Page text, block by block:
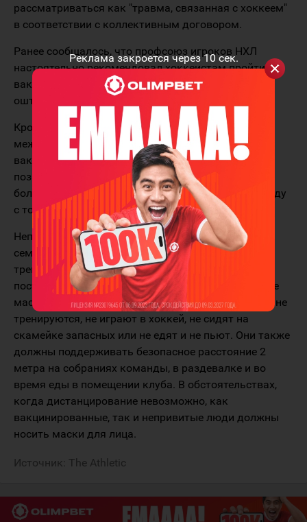
Реклама закроется через10сек.
рассматриваться как "травма, связанная с хоккеем"
в соответствии с коллективным договором.
Ранее сообщалось, что профсоюз игроков НХЛ
настоятельно рекомендовал хоккеистам пройти
вакцинацию, предупредив, что они будут
оштрафованы оштрафованы в случае заражения.
Кроме того, протоколы создают чёткие различия
между действиями, разрешёнными
вакцинированным и невакцинированным лицам,
позволяя вакцинированным лицам "вернуться к
более нормальному и менее регулируемому подходу
с точки зрения COVID-19".
Непривитые хоккеисты будут помещены на
семидневный карантин по прибытии в
тренировочный лагерь. Кроме того, те, кто не
поставил вакцину, должны будут носить защитные
маски всё время пребывания в команде, если они не
тренируются, не играют в хоккей, не сидят на
скамейке запасных или не едят и не пьют. Они также
должны поддерживать безопасное расстояние 2
метра на собраниях команды, в раздевалке и во
время еды в помещении клуба. В обстоятельствах,
когда дистанцирование невозможно, как
вакцинированные, так и непривитые люди должны
носить маски для лица.
Источник: The Athletic